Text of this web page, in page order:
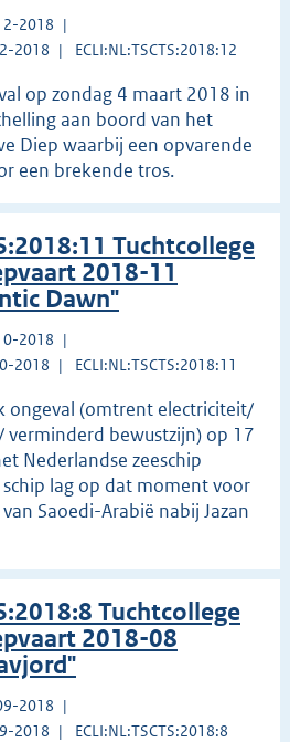
2018
2018
ECLI:NL:TSCTS:2018:12
op zondag 4 maart 2018 in
aan boord van het
Diep waarbij een opvarende
een brekende tros.
Tuchtcollege
2018-11
Dawn"
2018
2018
ECLI:NL:TSCTS:2018:11
ongeval (omtrent electriciteit/
verminderd bewustzijn) op 17
Nederlandse zeeschip
lag op dat moment voor
Saoedi-Arabië nabij Jazan
Tuchtcollege
2018-08
2018
2018
ECLI:NL:TSCTS:2018:8